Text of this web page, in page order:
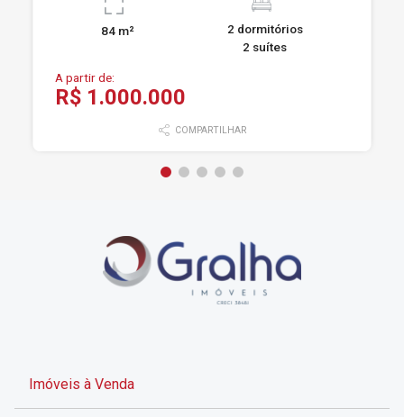
84 m²
2 dormitórios
2 suítes
A partir de:
R$ 1.000.000
COMPARTILHAR
Imóveis à Venda